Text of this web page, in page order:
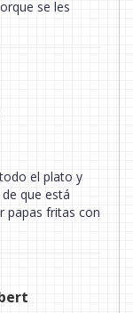
se les
el plato y
que está
papas fritas con